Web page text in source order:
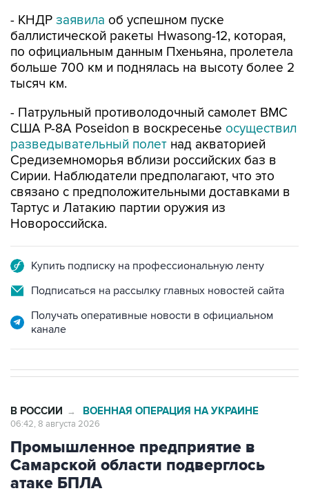
- КНДР заявила об успешном пуске
баллистической ракеты Hwasong-12, которая,
по официальным данным Пхеньяна, пролетела
больше 700 км и поднялась на высоту более 2
тысяч км.
- Патрульный противолодочный самолет ВМС
США P-8A Poseidon в воскресенье осуществил
разведывательный полет над акваторией
Средиземноморья вблизи российских баз в
Сирии. Наблюдатели предполагают, что это
связано с предположительными доставками в
Тартус и Латакию партии оружия из
Новороссийска.
Купить подписку на профессиональную ленту
Подписаться на рассылку главных новостей сайта
Получать оперативные новости в официальном
канале
В РОССИИ → ВОЕННАЯ ОПЕРАЦИЯ НА УКРАИНЕ
06:42, 8 августа 2026
Промышленное предприятие в
Самарской области подверглось
атаке БПЛА